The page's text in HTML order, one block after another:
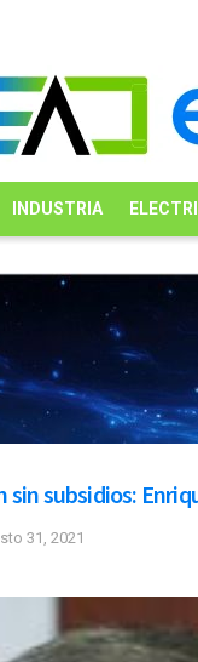
INDUSTRIA
subsidios:
31, 2021